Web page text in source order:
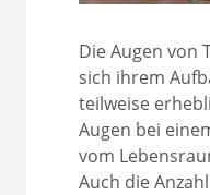
Die Augen von
sich ihrem
teilweise
Augen bei
vom
Auch die